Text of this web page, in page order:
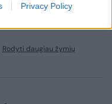
Privacy Policy
Rodyti daugiau žymių